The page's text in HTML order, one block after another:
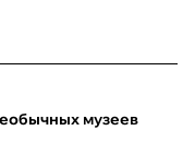
музеев